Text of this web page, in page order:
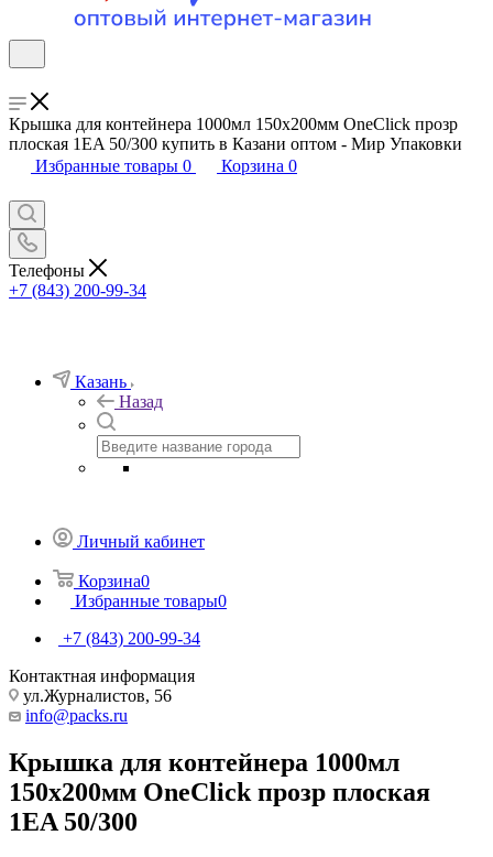
Крышка для контейнера 1000мл 150х200мм OneClick прозр
плоская 1EA 50/300 купить в Казани оптом - Мир Упаковки
Избранные товары 0 Корзина 0
Телефоны
+7 (843) 200-99-34
Казань
Назад
Личный кабинет
Корзина0
Избранные товары0
+7 (843) 200-99-34
Контактная информация
ул.Журналистов, 56
info@packs.ru
Крышка для контейнера 1000мл
150х200мм OneClick прозр плоская
1EA 50/300